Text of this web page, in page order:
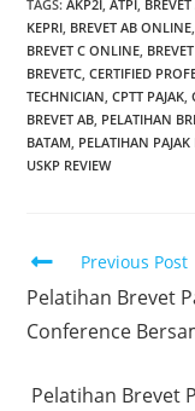
TAGS:AKP2I, ATPI,
KEPRI, BREVET AB ONLINE,
BREVET C ONLINE,
BREVETC, CERTIFIED
TECHNICIAN, CPTT PAJAK,
BREVET AB, PELATIHAN
BATAM, PELATIHAN PAJAK
USKP REVIEW
Previous Post
Pelatihan Brevet
Conference
Pelatihan Brevet